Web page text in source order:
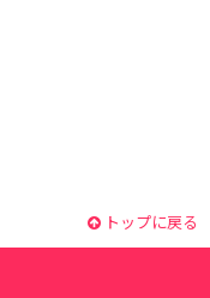
トップに戻る